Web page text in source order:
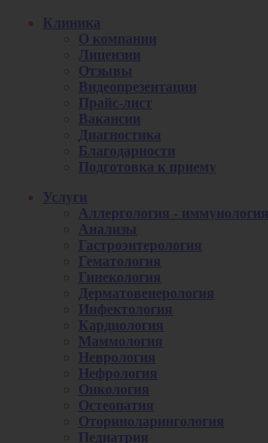
Клиника
О компании
Лицензии
Отзывы
Видеопрезентации
Прайс-лист
Вакансии
Диагностика
Благодарности
Подготовка к приему
Услуги
Аллергология - иммунология
Анализы
Гастроэнтерология
Гематология
Гинекология
Дерматовенерология
Инфектология
Кардиология
Маммология
Неврология
Нефрология
Онкология
Остеопатия
Оториноларингология
Педиатрия